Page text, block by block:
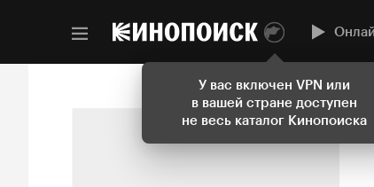
У вас включен VPN или
в вашей стране доступен
не весь каталог Кинопоиска